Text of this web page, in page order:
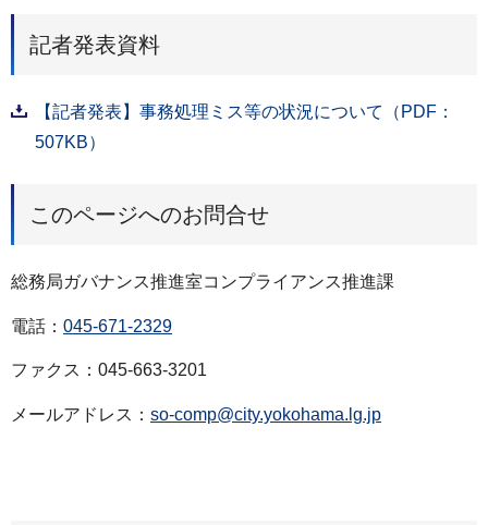
記者発表資料
【記者発表】事務処理ミス等の状況について（PDF：
507KB）
このページへのお問合せ
総務局ガバナンス推進室コンプライアンス推進課
電話： 045-671-2329
ファクス：045-663-3201
メールアドレス： so-comp@city.yokohama.lg.jp